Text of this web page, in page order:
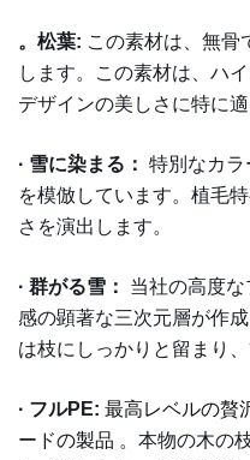
。松葉: この素材は、無骨
します。この素材は、ハ
デザインの美しさに特に適
· 雪に染まる： 特別なカ
を模倣しています。植毛
さを演出します。
· 群がる雪：
当社の高度
感の顕著な三次元層が作成
は枝にしっかりと留まり
· フルPE: 最高レベルの贅
ードの製品 。本物の木の